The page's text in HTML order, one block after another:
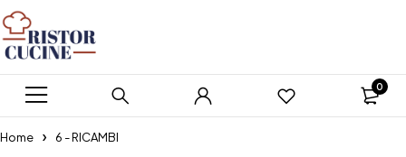
0
Home 6 - RICAMBI